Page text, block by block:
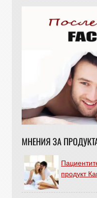
МНЕНИЯ ЗА
продукт